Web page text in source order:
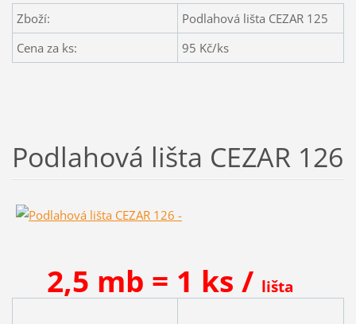
Zboží:
Podlahová lišta CEZAR 125
Cena za ks:
95 Kč/ks
Podlahová lišta CEZAR 126
2,5 mb = 1 ks / lišta